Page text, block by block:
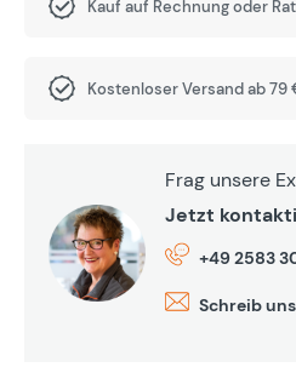
Kauf auf Rechnung oder
Kostenloser Versand ab 79
Frag unsere
Jetzt
+49 2583
Schreib